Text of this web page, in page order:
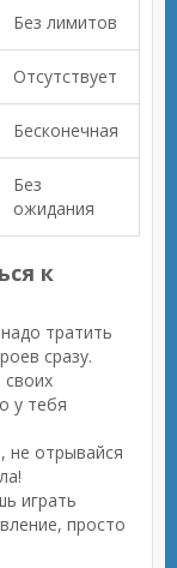
Без лимитов
Отсутствует
Бесконечная
Без
ожидания
к
тратить
сразу.
у тебя
не отрывайся
играть
просто